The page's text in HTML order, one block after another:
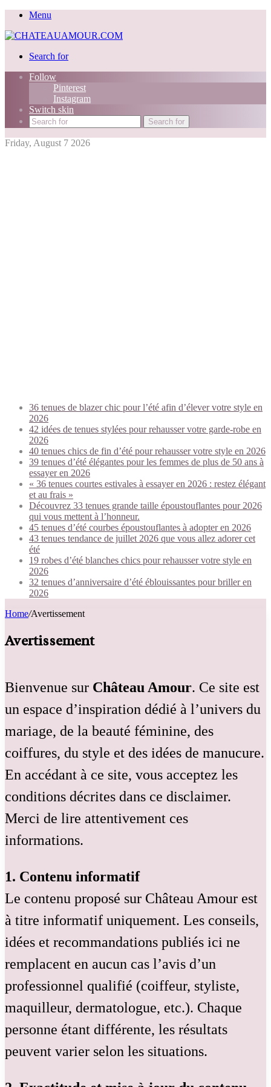
Menu
Search for
Follow
Pinterest
Instagram
Switch skin
Search for
Friday, August 7 2026
36 tenues de blazer chic pour l’été afin d’élever votre style en
2026
42 idées de tenues stylées pour rehausser votre garde-robe en
2026
40 tenues chics de fin d’été pour rehausser votre style en 2026
39 tenues d’été élégantes pour les femmes de plus de 50 ans à
essayer en 2026
« 36 tenues courtes estivales à essayer en 2026 : restez élégant
et au frais »
Découvrez 33 tenues grande taille époustouflantes pour 2026
qui vous mettent à l’honneur.
45 tenues d’été courbes époustouflantes à adopter en 2026
43 tenues tendance de juillet 2026 que vous allez adorer cet
été
19 robes d’été blanches chics pour rehausser votre style en
2026
32 tenues d’anniversaire d’été éblouissantes pour briller en
2026
Home/Avertissement
Avertissement
Bienvenue sur Château Amour. Ce site est
un espace d’inspiration dédié à l’univers du
mariage, de la beauté féminine, des
coiffures, du style et des idées de manucure.
En accédant à ce site, vous acceptez les
conditions décrites dans ce disclaimer.
Merci de lire attentivement ces
informations.
1. Contenu informatif
Le contenu proposé sur Château Amour est
à titre informatif uniquement. Les conseils,
idées et recommandations publiés ici ne
remplacent en aucun cas l’avis d’un
professionnel qualifié (coiffeur, styliste,
maquilleur, dermatologue, etc.). Chaque
personne étant différente, les résultats
peuvent varier selon les situations.